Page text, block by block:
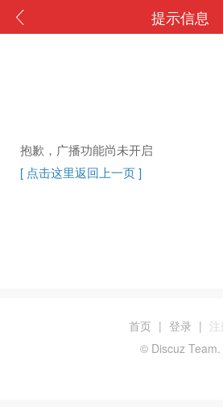
提示信息
抱歉，广播功能尚未开启
[ 点击这里返回上一页 ]
首页 | 登录 |
© Discuz Team.